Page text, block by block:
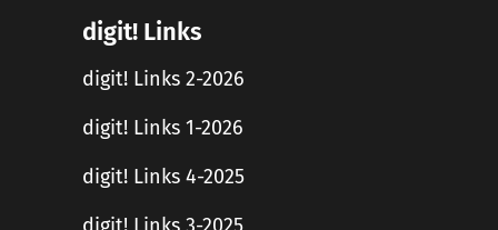
digit! Links
digit! Links 2-2026
digit! Links 1-2026
digit! Links 4-2025